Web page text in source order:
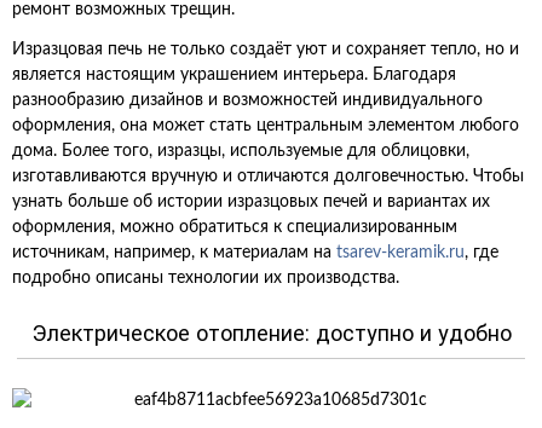
ремонт возможных трещин.
Изразцовая печь не только создаёт уют и сохраняет тепло, но и
является настоящим украшением интерьера. Благодаря
разнообразию дизайнов и возможностей индивидуального
оформления, она может стать центральным элементом любого
дома. Более того, изразцы, используемые для облицовки,
изготавливаются вручную и отличаются долговечностью. Чтобы
узнать больше об истории изразцовых печей и вариантах их
оформления, можно обратиться к специализированным
источникам, например, к материалам на tsarev-keramik.ru, где
подробно описаны технологии их производства.
Электрическое отопление: доступно и удобно